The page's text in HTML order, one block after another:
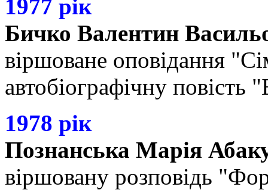
1977 рік
Бичко Валентин
віршоване оповідання
автобіографічну повість
1978 рік
Познанська Марія
віршовану розповідь